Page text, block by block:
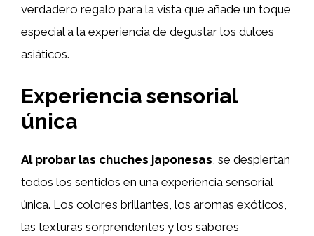
verdadero regalo para la vista que añade un toque
especial a la experiencia de degustar los dulces
asiáticos.
Experiencia sensorial
única
Al probar las chuches japonesas , se despiertan
todos los sentidos en una experiencia sensorial
única. Los colores brillantes, los aromas exóticos,
las texturas sorprendentes y los sabores